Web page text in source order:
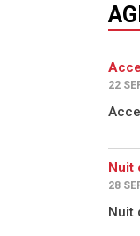
22
Nuit
28
Nuit